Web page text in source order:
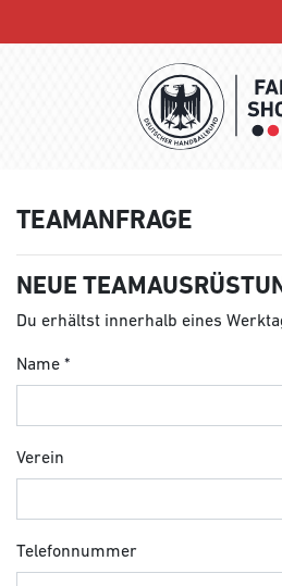
TEAMANFRAGE
NEUE
Du erhältst innerhalb eines
Name
Verein
Telefonnummer